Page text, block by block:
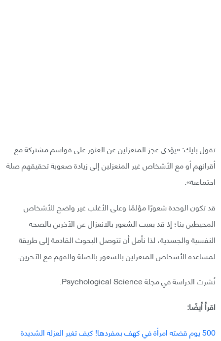
تقول بايك: «يؤدي عجز المنعزلين عن العثور على قواسم مشتركة مع
أقرانهم أو مع الأشخاص غير المنعزلين إلى زيادة صعوبة تحقيقهم صلة
اجتماعية».
قد تكون الوحدة شعورًا مؤلمًا وعلى الأغلب غير واضح للأشخاص
المحيطين بنا؛ إذ قد يعبث الشعور بالانعزال عن الآخرين بالصحة
النفسية والجسدية، لذا نأمل أن تتوصل البحوث القادمة إلى طريقة
لمساعدة الأشخاص المنعزلين بالشعور بالصلة والفهم مع الآخرين.
نُشرت الدراسة في مجلة Psychological Science.
اقرأ أيضًا:
500 يوم قضته امرأة في كهف بمفردها! كيف تغير العزلة الشديدة